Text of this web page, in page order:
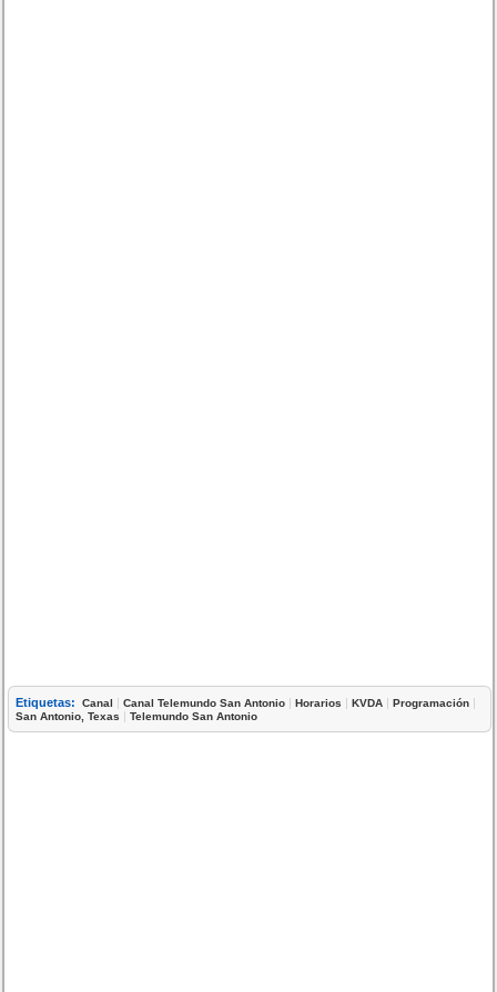
Etiquetas: Canal |Canal Telemundo San Antonio |Horarios |KVDA |Programación |
San Antonio, Texas |Telemundo San Antonio